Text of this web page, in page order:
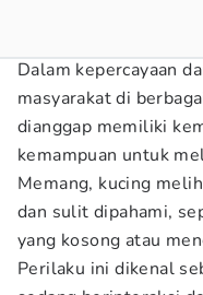
Dalam kepercayaan
masyarakat di
dianggap memiliki
kemampuan untuk
Memang, kucing
dan sulit dipahami,
yang kosong atau
Perilaku ini dikenal